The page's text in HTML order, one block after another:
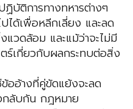
บัติการทางทหารต่างๆ
ได้เพื่อหลีกเลี่ยง และลด
วดล้อม และแม้ว่าจะไม่มี
ร์เกี่ยวกับผลกระทบต่อสิ่ง
ออ้างที่คู่ขัดแย้งจะลด
กลับกัน กฎหมาย